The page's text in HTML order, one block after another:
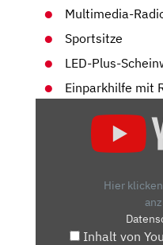
Multimedia-
Sportsitze
LED-Plus-
Einparkhilfe mit
Hier
Inhalt von